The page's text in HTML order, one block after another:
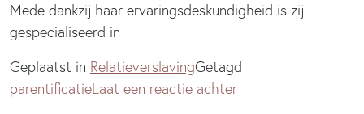
Mede dankzij haar ervaringsdeskundigheid is zij
gespecialiseerd in
Geplaatst in RelatieverslavingGetagd
parentificatieLaat een reactie achterop